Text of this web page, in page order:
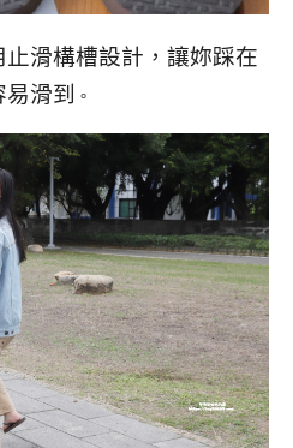
滑構槽設計，讓妳踩在
滑到 。